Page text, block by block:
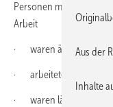
Personen mit geringerer
Arbeit
· waren älter
· arbeiteten vor der
· waren länger
Aus der
Inhalte